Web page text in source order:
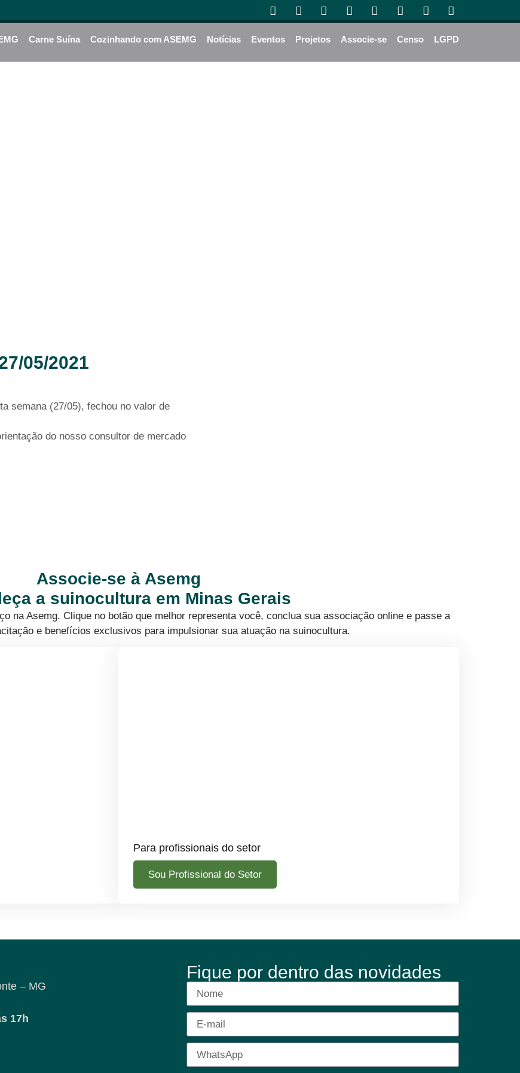
Carne Suína Cozinhando com ASEMG Notícias Eventos Projetos Associe-se Censo LGPD
05/2021
semana (27/05), fechou no valor de
do nosso consultor de mercado
Associe-se à Asemg
a suinocultura em Minas Gerais
na Asemg. Clique no botão que melhor representa você, conclua sua associação online e passe a
e benefícios exclusivos para impulsionar sua atuação na suinocultura.
Para profissionais do setor
Sou Profissional do Setor
– MG
17h
Fique por dentro das novidades